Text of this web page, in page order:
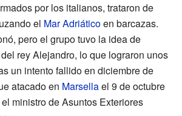
por los italianos, trataron de
el Mar Adriáticoen barcazas.
pero el grupo tuvo la idea de
rey Alejandro, lo que lograron unos
un intento fallido en diciembre de
atacado en Marsellael 9 de octubre
ministro de Asuntos Exteriores